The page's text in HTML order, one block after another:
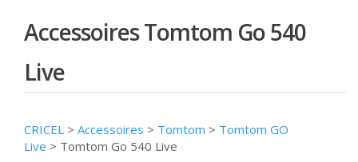
Accessoires Tomtom Go 540
Live
CRICEL > Accessoires > Tomtom > Tomtom GO
Live > Tomtom Go 540 Live